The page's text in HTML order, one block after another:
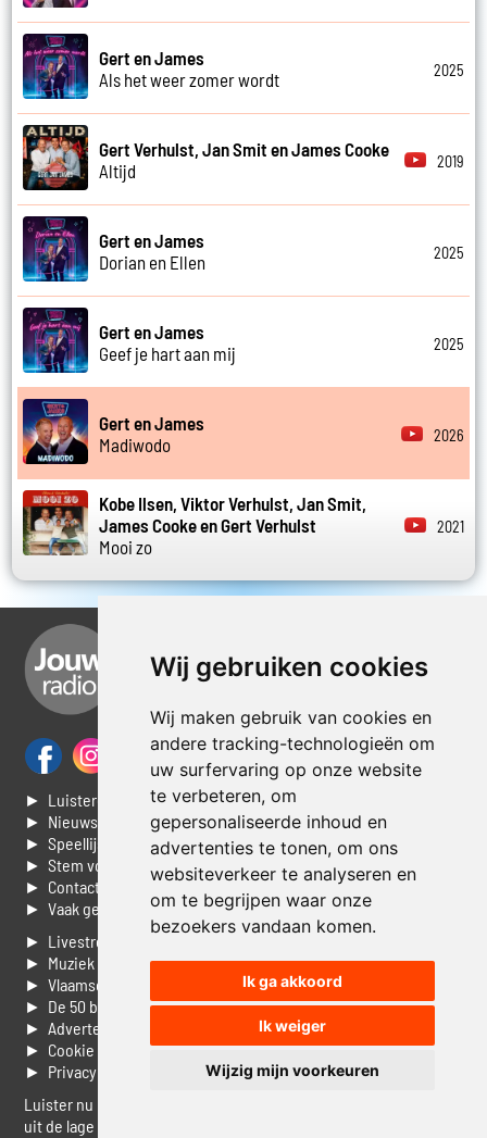
Wij gebruiken cookies
Wij maken gebruik van cookies en
andere tracking-technologieën om
uw surfervaring op onze website
te verbeteren, om
gepersonaliseerde inhoud en
advertenties te tonen, om ons
websiteverkeer te analyseren en
om te begrijpen waar onze
bezoekers vandaan komen.
Ik ga akkoord
Ik weiger
Wijzig mijn voorkeuren
Gert en James
Als het weer zomer wordt
2025
Gert Verhulst, Jan Smit en James Cooke
Altijd
2019
Gert en James
Dorian en Ellen
2025
Gert en James
Geef je hart aan mij
2025
Gert en James
Madiwodo
2026
Kobe Ilsen, Viktor Verhulst, Jan Smit,
James Cooke en Gert Verhulst
Mooi zo
2021
► Luisteren naar Jouwradio
► Nieuws
► Speellijst
► Stem voor de Dag top 3
► Contacteer ons
► Vaak gestelde vragen
► Livestream informatie
► Muziek opzoeken
► Vlaamse 100 Aller tijden
► De 50 beste van...
► Adverteren op Jouwradio
► Cookie voorkeuren wijzigen
► Privacyinformatie
Luister nu naar Jouwradio! De beste Nederlandstalige muziek
uit de lage landen hoor je hier al 20 jaar. In digitale kwaliteit op je